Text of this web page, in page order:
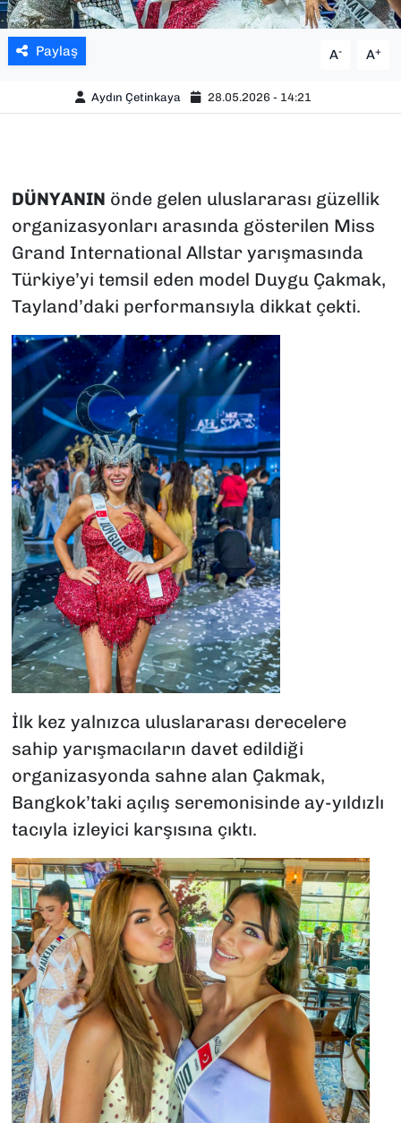
Paylaş A- A+
Aydın Çetinkaya 28.05.2026 - 14:21
DÜNYANIN önde gelen uluslararası güzellik
organizasyonları arasında gösterilen Miss
Grand International Allstar yarışmasında
Türkiye’yi temsil eden model Duygu Çakmak,
Tayland’daki performansıyla dikkat çekti.
İlk kez yalnızca uluslararası derecelere
sahip yarışmacıların davet edildiği
organizasyonda sahne alan Çakmak,
Bangkok’taki açılış seremonisinde ay-yıldızlı
tacıyla izleyici karşısına çıktı.
YEREL YÖNETİMLER